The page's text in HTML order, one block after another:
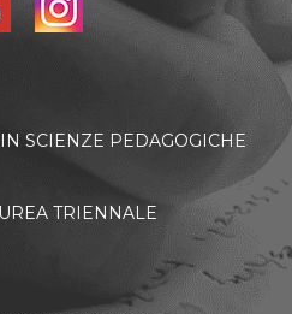
SCIENZE PEDAGOGICHE
TRIENNALE